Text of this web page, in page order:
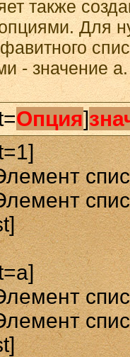
также
Для
- значение
Опция]